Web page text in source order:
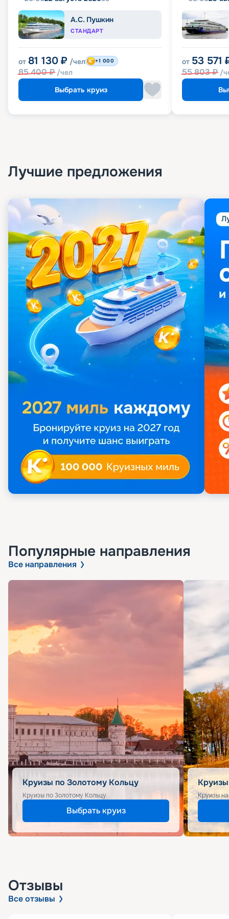
А.С. Пушкин
СТАНДАРТ
от 81 130 ₽ /чел
85 400₽ /чел
+1 000
Выбрать круиз
от 53 571
55 803₽ /
Лучшие предложения
Популярные направления
Все направления
Круизы по Золотому Кольцу
Круизы по Золотому Кольцу
Выбрать круиз
Круизы
Отзывы
Все отзывы